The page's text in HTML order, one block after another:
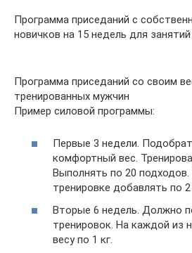
Программа приседаний с
новичков на 15 недель для
Программа приседаний со своим
тренированных мужчин
Пример силовой программы:
Первые 3 недели.
комфортный вес.
Выполнять по 20
тренировке добавлять по 2
Вторые 6 недель. Должно
тренировок. На каждой из
весу по 1 кг.